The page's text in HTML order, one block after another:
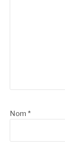
Nom *